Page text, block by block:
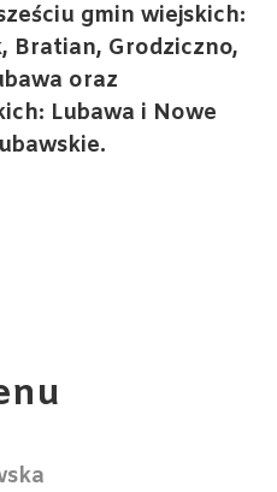
gmin wiejskich:
Bratian, Grodziczno,
oraz
Lubawa i Nowe